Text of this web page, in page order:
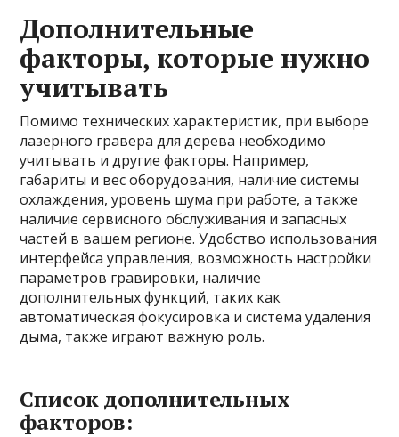
Дополнительные
факторы, которые нужно
учитывать
Помимо технических характеристик, при выборе
лазерного гравера для дерева необходимо
учитывать и другие факторы. Например,
габариты и вес оборудования, наличие системы
охлаждения, уровень шума при работе, а также
наличие сервисного обслуживания и запасных
частей в вашем регионе. Удобство использования
интерфейса управления, возможность настройки
параметров гравировки, наличие
дополнительных функций, таких как
автоматическая фокусировка и система удаления
дыма, также играют важную роль.
Список дополнительных
факторов: